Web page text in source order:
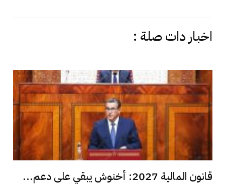
اخبار دات صلة :
قانون المالية 2027: أخنوش يبقي على دعم...